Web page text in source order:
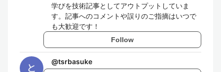
学びを技術記事としてアウトプットしていま
す。記事へのコメントや誤りのご指摘はいつで
も大歓迎です！
Follow
@tsrbasuke